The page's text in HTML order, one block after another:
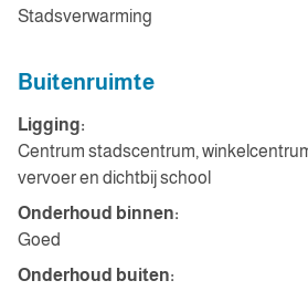
Stadsverwarming
Buitenruimte
Ligging:
Centrum stadscentrum,
vervoer en dichtbij school
Onderhoud binnen:
Goed
Onderhoud buiten: